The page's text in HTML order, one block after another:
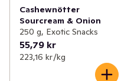
Cashewnötter
Sourcream & Onion
250 g, Exotic Snacks
55,79 kr
223,16 kr /kg